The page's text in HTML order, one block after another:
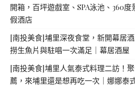
開箱，百坪遊戲室、SPA泳池、360
假酒店
[南投美食]埔里深夜食堂，新開幕居
撈生魚片與駐唱一次滿足｜幕居酒屋
[南投美食]埔里人氣泰式料理二訪！
薦，來埔里還是想再吃一次｜娜娜泰